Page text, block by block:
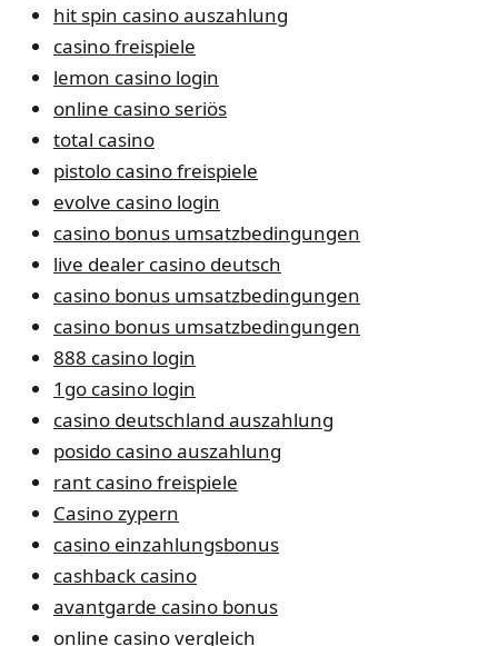
hit spin casino auszahlung
casino freispiele
lemon casino login
online casino seriös
total casino
pistolo casino freispiele
evolve casino login
casino bonus umsatzbedingungen
live dealer casino deutsch
casino bonus umsatzbedingungen
casino bonus umsatzbedingungen
888 casino login
1go casino login
casino deutschland auszahlung
posido casino auszahlung
rant casino freispiele
Casino zypern
casino einzahlungsbonus
cashback casino
avantgarde casino bonus
online casino vergleich